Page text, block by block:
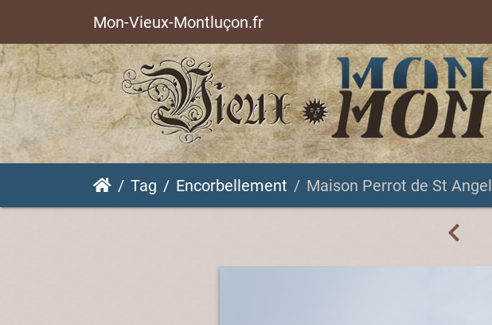
Mon-Vieux-Montluçon.fr
Tag Encorbellement Maison Perrot de St Angel